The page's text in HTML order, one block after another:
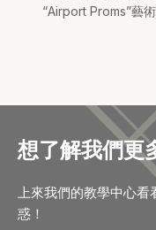
“Airport Proms”藝
想了解我們更
上來我們的教學中心看
惑！